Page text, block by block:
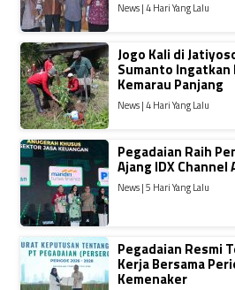
News | 4 Hari Yang Lalu
Jogo Kali di
Sumanto Ingatkan
Kemarau Panjang
News | 4 Hari Yang Lalu
Pegadaian Raih
Ajang IDX Channel
News | 5 Hari Yang Lalu
Pegadaian Resmi
Kerja Bersama
Kemenaker